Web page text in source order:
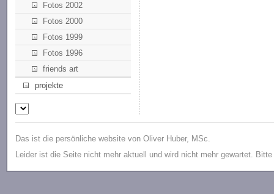
Fotos 2002
Fotos 2000
Fotos 1999
Fotos 1996
friends art
projekte
Das ist die persönliche website von Oliver Huber, MSc.
Leider ist die Seite nicht mehr aktuell und wird nicht mehr gewartet.